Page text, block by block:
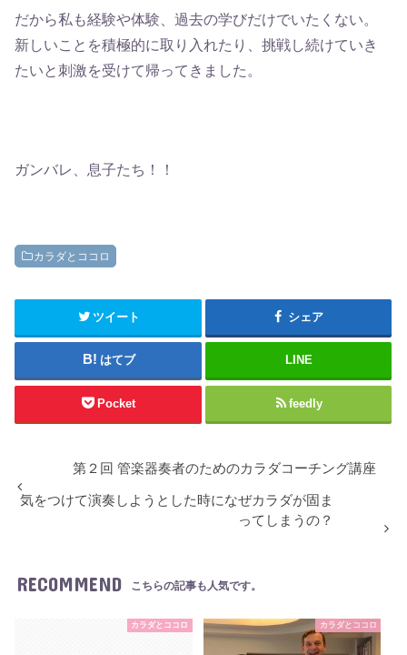
だから私も経験や体験、過去の学びだけでいたくない。
新しいことを積極的に取り入れたり、挑戦し続けていき
たいと刺激を受けて帰ってきました。
ガンバレ、息子たち！！
カラダとココロ
ツイート シェア
はてブ LINE
Pocket feedly
第２回 管楽器奏者のためのカラダコーチング講座
気をつけて演奏しようとした時になぜカラダが固ま
ってしまうの？
RECOMMEND こちらの記事も人気です。
カラダとココロ カラダとココロ